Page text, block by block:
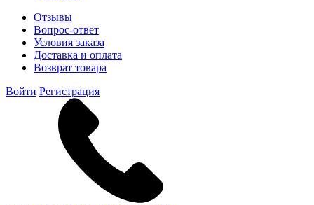
Отзывы
Вопрос-ответ
Условия заказа
Доставка и оплата
Возврат товара
Войти Регистрация